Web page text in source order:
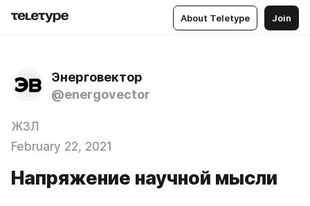
About Teletype Join
Энерговектор
@energovector
ЖЗЛ
February 22, 2021
Напряжение научной мысли